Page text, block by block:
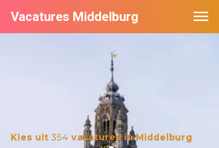
Vacatures Middelburg
Kies uit354 vacatures in Middelburg
Vacatures per bedrijf